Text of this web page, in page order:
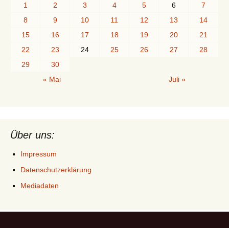
1
2 3 4 5 6
7
8
9 10 11 12 13
14
15
16 17 18 19 20
21
22
23 24 25 26 27
28
29
30
« Mai
Juli »
Über uns:
Impressum
Datenschutzerklärung
Mediadaten